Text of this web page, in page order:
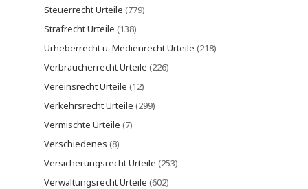
Steuerrecht Urteile (779)
Strafrecht Urteile (138)
Urheberrecht u. Medienrecht Urteile (218)
Verbraucherrecht Urteile (226)
Vereinsrecht Urteile (12)
Verkehrsrecht Urteile (299)
Vermischte Urteile (7)
Verschiedenes (8)
Versicherungsrecht Urteile (253)
Verwaltungsrecht Urteile (602)